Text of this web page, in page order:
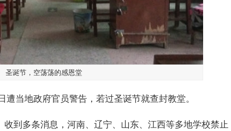
圣诞节，空荡荡的感恩堂
当地政府官员警告，若过圣诞节就查封教堂。
到多条消息，河南、辽宁、山东、江西等多地学校禁止